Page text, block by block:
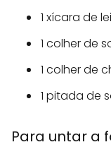
1 xícara de
1 colher de
1 colher de
1 pitada de
Para untar a